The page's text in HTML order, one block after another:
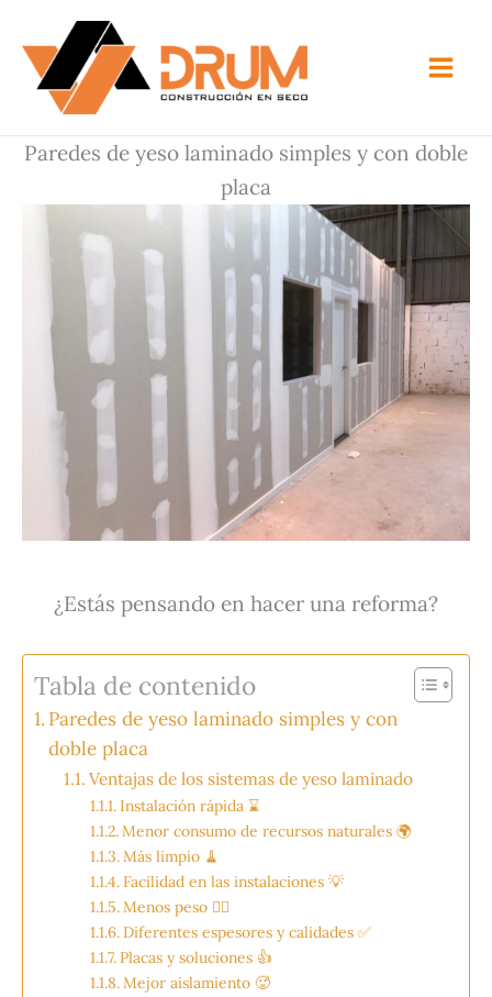
contenido
Paredes de yeso laminado simples y con doble
placa
¿Estás pensando en hacer una reforma?
Tabla de contenido
Paredes de yeso laminado simples y con
doble placa
Ventajas de los sistemas de yeso laminado
Instalación rápida ⌛
Menor consumo de recursos naturales 🌍
Más limpio 🧹
Facilidad en las instalaciones 💡
Menos peso 🏋️‍♂️
Diferentes espesores y calidades ✅
Placas y soluciones 👍
Mejor aislamiento 🥵